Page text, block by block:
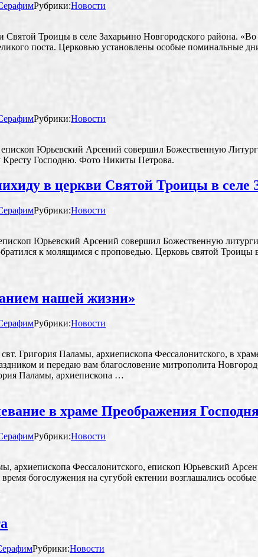
Рубрики:Новости
Святой Троицы в селе Захарьино Новгородского района.
поста. Церковью установлены особые поминальные
Рубрики:Новости
Юрьевский Арсений совершил Божественную
Господню. Фото Никиты Петрова.
в церкви Святой Троицы в селе
Рубрики:Новости
Юрьевский Арсений совершил Божественную
к молящимся с проповедью. Церковь святой
нашей жизни»
Рубрики:Новости
Григория Паламы, архиепископа Фессалонитского, в
и передаю вам благословение митрополита
Паламы, архиепископа …
в храме Преображения
Рубрики:Новости
архиепископа Фессалонитского, епископ Юрьевский
богослужения на сугубой ектении возглашались
Рубрики:Новости